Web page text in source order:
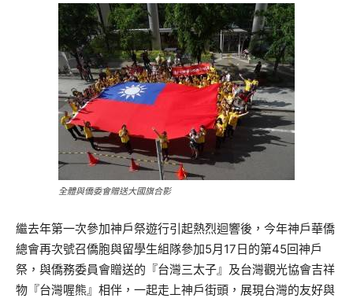
全體與僑委會贈送大國旗合影
繼去年第一次參加神戶祭遊行引起熱烈迴響後，今年神戶華僑
總會再次號召僑胞與留學生組隊參加5月17日的第45回神戶
祭，與僑務委員會贈送的『台灣三太子』及台灣觀光協會吉祥
物『台灣喔熊』相伴，一起走上神戶街頭，展現台灣的友好與